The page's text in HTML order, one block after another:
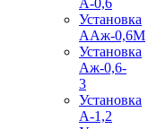
Установка
ААж-0,6М
Установка
Аж-0,6-
3
Установка
А-1,2